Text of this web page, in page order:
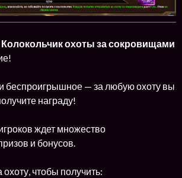
Колокольчик охоты за сокровищами
беспроигрышное — за любую охоту вы
награду!
ждет множество
и бонусов.
чтобы получить: